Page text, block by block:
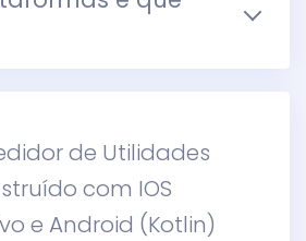
de Utilidades
com IOS
e Android (Kotlin)